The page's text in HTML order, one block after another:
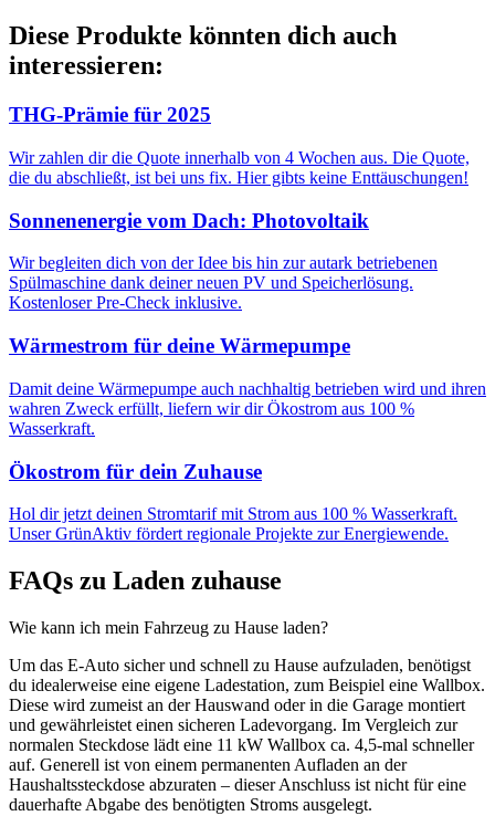
Diese Produkte könnten dich auch
interessieren:
THG-Prämie für 2025
Wir zahlen dir die Quote innerhalb von 4 Wochen aus. Die Quote,
die du abschließt, ist bei uns fix. Hier gibts keine Enttäuschungen!
Sonnenenergie vom Dach: Photovoltaik
Wir begleiten dich von der Idee bis hin zur autark betriebenen
Spülmaschine dank deiner neuen PV und Speicherlösung.
Kostenloser Pre-Check inklusive.
Wärmestrom für deine Wärmepumpe
Damit deine Wärmepumpe auch nachhaltig betrieben wird und ihren
wahren Zweck erfüllt, liefern wir dir Ökostrom aus 100 %
Wasserkraft.
Ökostrom für dein Zuhause
Hol dir jetzt deinen Stromtarif mit Strom aus 100 % Wasserkraft.
Unser GrünAktiv fördert regionale Projekte zur Energiewende.
FAQs zu Laden zuhause
Wie kann ich mein Fahrzeug zu Hause laden?
Um das E-Auto sicher und schnell zu Hause aufzuladen, benötigst
du idealerweise eine eigene Ladestation, zum Beispiel eine Wallbox.
Diese wird zumeist an der Hauswand oder in die Garage montiert
und gewährleistet einen sicheren Ladevorgang. Im Vergleich zur
normalen Steckdose lädt eine 11 kW Wallbox ca. 4,5-mal schneller
auf. Generell ist von einem permanenten Aufladen an der
Haushaltssteckdose abzuraten – dieser Anschluss ist nicht für eine
dauerhafte Abgabe des benötigten Stroms ausgelegt.